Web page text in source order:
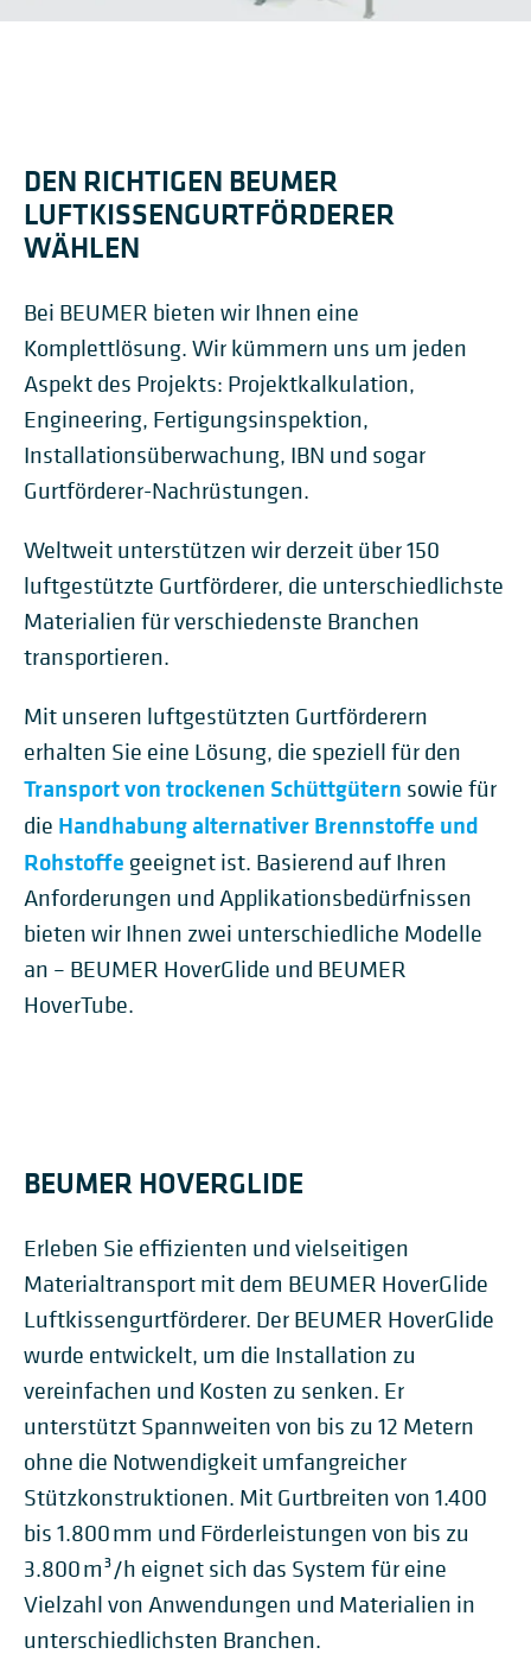
DEN RICHTIGEN BEUMER
LUFTKISSENGURTFÖRDERER
WÄHLEN
Bei BEUMER bieten wir Ihnen eine
Komplettlösung. Wir kümmern uns um jeden
Aspekt des Projekts: Projektkalkulation,
Engineering, Fertigungsinspektion,
Installationsüberwachung, IBN und sogar
Gurtförderer-Nachrüstungen.
Weltweit unterstützen wir derzeit über 150
luftgestützte Gurtförderer, die unterschiedlichste
Materialien für verschiedenste Branchen
transportieren.
Mit unseren luftgestützten Gurtförderern
erhalten Sie eine Lösung, die speziell für den
Transport von trockenen Schüttgütern sowie für
die Handhabung alternativer Brennstoffe und
Rohstoffe geeignet ist. Basierend auf Ihren
Anforderungen und Applikationsbedürfnissen
bieten wir Ihnen zwei unterschiedliche Modelle
an – BEUMER HoverGlide und BEUMER
HoverTube.
BEUMER HOVERGLIDE
Erleben Sie effizienten und vielseitigen
Materialtransport mit dem BEUMER HoverGlide
Luftkissengurtförderer. Der BEUMER HoverGlide
wurde entwickelt, um die Installation zu
vereinfachen und Kosten zu senken. Er
unterstützt Spannweiten von bis zu 12 Metern
ohne die Notwendigkeit umfangreicher
Stützkonstruktionen. Mit Gurtbreiten von 1.400
bis 1.800 mm und Förderleistungen von bis zu
3.800 m³/h eignet sich das System für eine
Vielzahl von Anwendungen und Materialien in
unterschiedlichsten Branchen.